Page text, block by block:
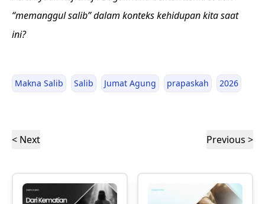
“memanggul salib” dalam konteks kehidupan kita saat
ini?
Makna Salib Salib Jumat Agung prapaskah 2026
< Next Previous >